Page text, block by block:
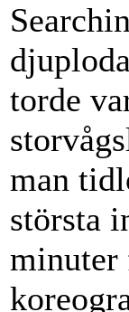
torde
man
största
minuter